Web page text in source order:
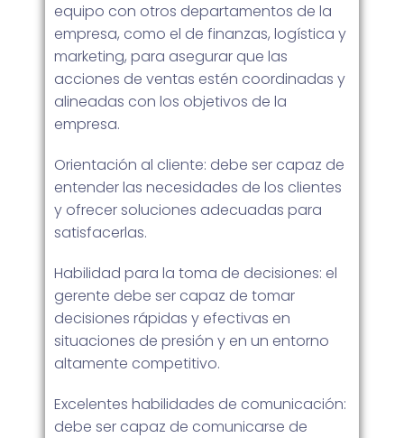
equipo con otros departamentos de la
empresa, como el de finanzas, logística y
marketing, para asegurar que las
acciones de ventas estén coordinadas y
alineadas con los objetivos de la
empresa.
Orientación al cliente: debe ser capaz de
entender las necesidades de los clientes
y ofrecer soluciones adecuadas para
satisfacerlas.
Habilidad para la toma de decisiones: el
gerente debe ser capaz de tomar
decisiones rápidas y efectivas en
situaciones de presión y en un entorno
altamente competitivo.
Excelentes habilidades de comunicación:
debe ser capaz de comunicarse de